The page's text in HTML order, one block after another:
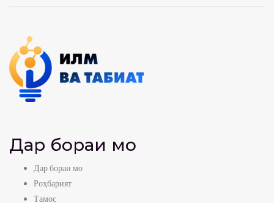
Дар бораи мо
Дар бораи мо
Роҳбарият
Тамос